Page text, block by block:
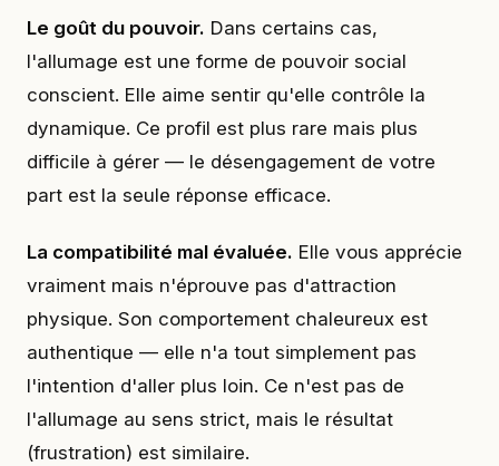
Le goût du pouvoir. Dans certains cas,
l'allumage est une forme de pouvoir social
conscient. Elle aime sentir qu'elle contrôle la
dynamique. Ce profil est plus rare mais plus
difficile à gérer — le désengagement de votre
part est la seule réponse efficace.
La compatibilité mal évaluée. Elle vous apprécie
vraiment mais n'éprouve pas d'attraction
physique. Son comportement chaleureux est
authentique — elle n'a tout simplement pas
l'intention d'aller plus loin. Ce n'est pas de
l'allumage au sens strict, mais le résultat
(frustration) est similaire.